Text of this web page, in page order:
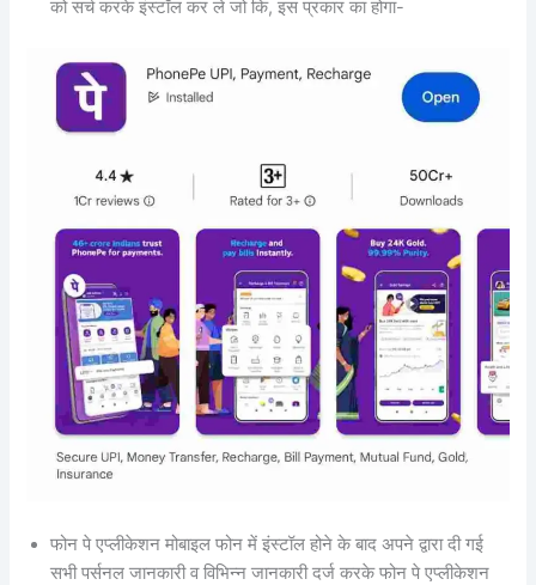
को सर्च करके इंस्टॉल कर ले जो कि, इस प्रकार का होगा-
फोन पे एप्लीकेशन मोबाइल फोन में इंस्टॉल होने के बाद अपने द्वारा दी गई
सभी पर्सनल जानकारी व विभिन्न जानकारी दर्ज करके फोन पे एप्लीकेशन